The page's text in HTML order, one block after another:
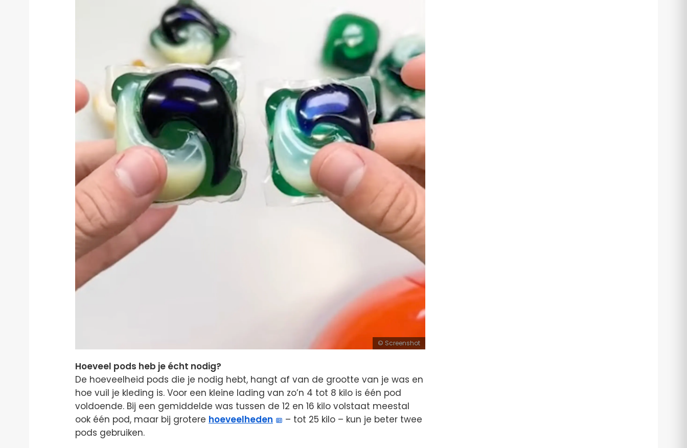
Screenshot
Hoeveel pods heb je écht nodig?
De hoeveelheid pods die je nodig hebt, hangt af van de grootte van je was en
hoe vuil je kleding is. Voor een kleine lading van zo’n 4 tot 8 kilo is één pod
voldoende. Bij een gemiddelde was tussen de 12 en 16 kilo volstaat meestal
ook één pod, maar bij grotere hoeveelheden
– tot 25 kilo – kun je beter twee
pods gebruiken.